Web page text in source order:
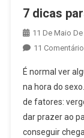
7 dicas
11 De Maio De
11
É normal ver
na hora do
de fatores:
dar prazer ao
conseguir